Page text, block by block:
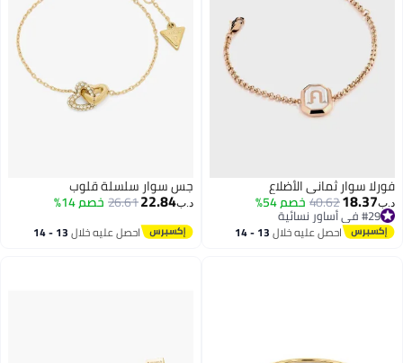
فورلا سوار ثماني الأضلاع
د.ب‏18.37
40.62خصم 54%
#29 في أساور نسائية
#29 في أساور نسائية احصل عليه خلال 13 - 14
جس سوار سلسلة قلوب
د.ب‏22.84
26.61خصم 14%
احصل عليه خلال 13 - 14